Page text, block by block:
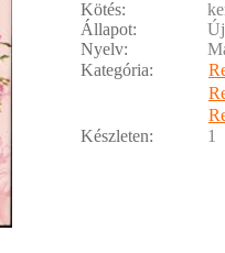
Kötés:
Állapot:
Nyelv:
Kategória:
Készleten:
1